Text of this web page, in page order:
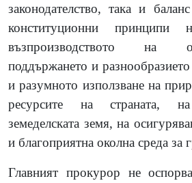
законодателство, така и
конституционни принципи
възпроизводството на
поддържането и
и разумното използване на
ресурсите на страната,
земеделската земя, на
и благоприятна околна среда за
Главният прокурор не